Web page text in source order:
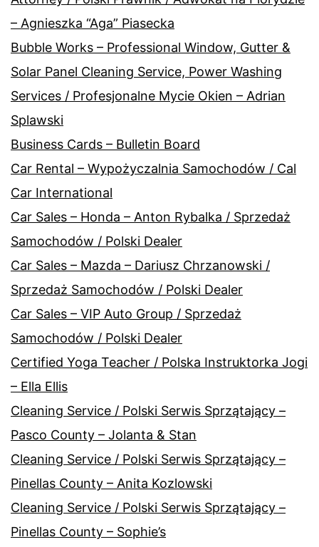
– Agnieszka “Aga” Piasecka
Bubble Works – Professional Window, Gutter &
Solar Panel Cleaning Service, Power Washing
Services / Profesjonalne Mycie Okien – Adrian
Splawski
Business Cards – Bulletin Board
Car Rental – Wypożyczalnia Samochodów / Cal
Car International
Car Sales – Honda – Anton Rybalka / Sprzedaż
Samochodów / Polski Dealer
Car Sales – Mazda – Dariusz Chrzanowski /
Sprzedaż Samochodów / Polski Dealer
Car Sales – VIP Auto Group / Sprzedaż
Samochodów / Polski Dealer
Certified Yoga Teacher / Polska Instruktorka Jogi
– Ella Ellis
Cleaning Service / Polski Serwis Sprzątający –
Pasco County – Jolanta & Stan
Cleaning Service / Polski Serwis Sprzątający –
Pinellas County – Anita Kozlowski
Cleaning Service / Polski Serwis Sprzątający –
Pinellas County – Sophie’s